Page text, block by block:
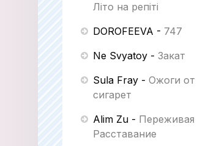
Літо на репіті
DOROFEEVA - 747
Ne Svyatoy - Закат
Sula Fray - Ожоги от
сигарет
Alim Zu - Переживая
Расставание